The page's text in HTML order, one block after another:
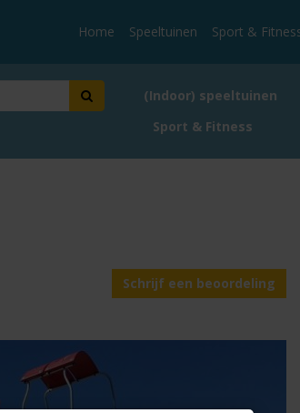
Home Speeltuinen Sport &
(Indoor) speeltuinen
Sport & Fitness
Schrijf een beoordeling